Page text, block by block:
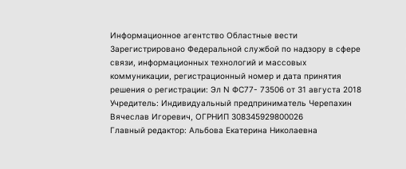
Информационное агентство Областные вести
Зарегистрировано Федеральной службой по надзору в сфере
связи, информационных технологий и массовых
коммуникации, регистрационный номер и дата принятия
решения о регистрации: Эл N ФС77- 73506 от 31 августа 2018
Учредитель: Индивидуальный предприниматель Черепахин
Вячеслав Игоревич, ОГРНИП 308345929800026
Главный редактор: Альбова Екатерина Николаевна